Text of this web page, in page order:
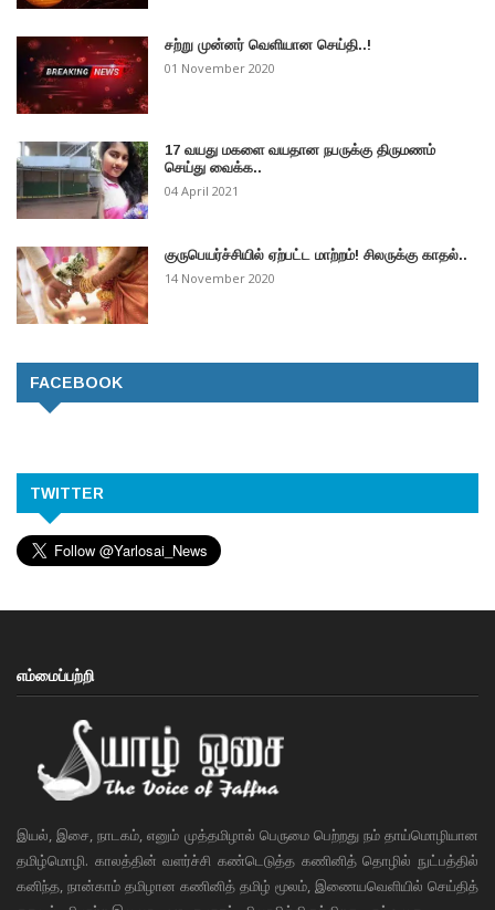
சற்று முன்னர் வெளியான செய்தி..!
01 November 2020
17 வயது மகளை வயதான நபருக்கு திருமணம்
செய்து வைக்க..
04 April 2021
குருபெயர்ச்சியில் ஏற்பட்ட மாற்றம்! சிலருக்கு காதல்..
14 November 2020
FACEBOOK
TWITTER
எம்மைப்பற்றி
இயல், இசை, நாடகம், எனும் முத்தமிழால் பெருமை பெற்றது நம் தாய்மொழியான
தமிழ்மொழி. காலத்தின் வளர்ச்சி கண்டெடுத்த கணினித் தொழில் நுட்பத்தில்
கனிந்த, நான்காம் தமிழான கணினித் தமிழ் மூலம், இணையவெளியில் செய்தித்